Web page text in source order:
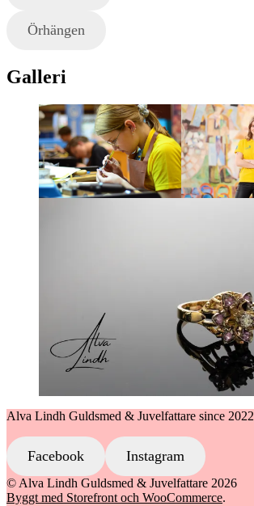
Örhängen
Galleri
Alva Lindh Guldsmed & Juvelfattare since 2022
Facebook Instagram
© Alva Lindh Guldsmed & Juvelfattare 2026
Byggt med Storefront och WooCommerce.